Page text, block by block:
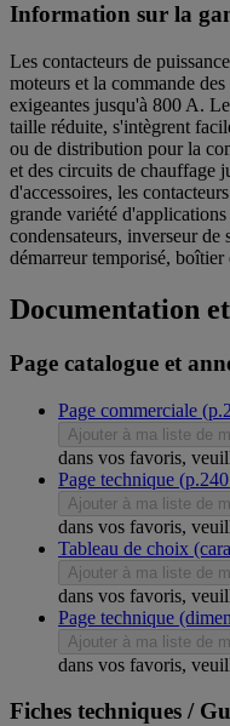
Information sur la
Les contacteurs de
moteurs et la commande
exigeantes jusqu'à 800 A.
taille réduite, s'intègrent
ou de distribution pour la
et des circuits de chauffage
d'accessoires, les
grande variété
condensateurs, inverseur de
démarreur temporisé,
Documentation
Page catalogue et
Page commerciale
Ajouter à ma liste de
dans vos favoris,
Page technique
Ajouter à ma liste de
dans vos favoris,
Tableau de choix
Ajouter à ma liste de
dans vos favoris,
Page technique
Ajouter à ma liste de
dans vos favoris,
Fiches techniques /